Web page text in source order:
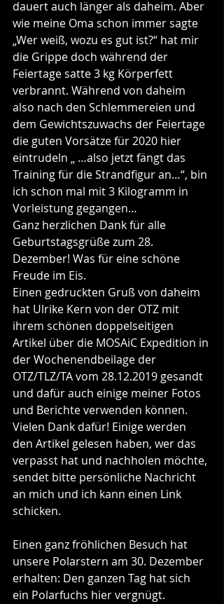
dauert auch länger als daheim. Aber
wie meine Oma schon immer sagte
„Wer weiß, wozu es gut ist?“ hat mir
die Grippe doch während der
Feiertage satte 3 kg Körperfett
verbrannt. Während von daheim
also nach den Schlemmereien und
dem Gewichtszuwachs der Feiertage
die guten Vorsätze für 2020 hier
eintrudeln „ …also jetzt fängt das
Training für die Strandfigur an…“, bin
ich schon mal mit 3 Kilogramm in
Vorleistung gegangen…
Ganz herzlichen Dank für alle
Geburtstagsgrüße zum 28.
Dezember! Was für eine schöne
Freude im Eis.
Einen gedruckten Gruß von daheim
hat Ulrike Kern von der OTZ mit
ihrem schönen doppelseitigen
Artikel über die MOSAiC Expedition in
der Wochenendbeilage der
OTZ/TLZ/TA vom 28.12.2019 gesandt
und dafür auch einige meiner Fotos
und Berichte verwenden können.
Vielen Dank dafür! Einige werden
den Artikel gelesen haben, wer das
verpasst hat und nachholen möchte,
sendet bitte persönliche Nachricht
an mich und ich kann einen Link
schicken.
Einen ganz fröhlichen Besuch hat
unsere Polarstern am 30. Dezember
erhalten: Den ganzen Tag hat sich
ein Polarfuchs hier vergnügt.